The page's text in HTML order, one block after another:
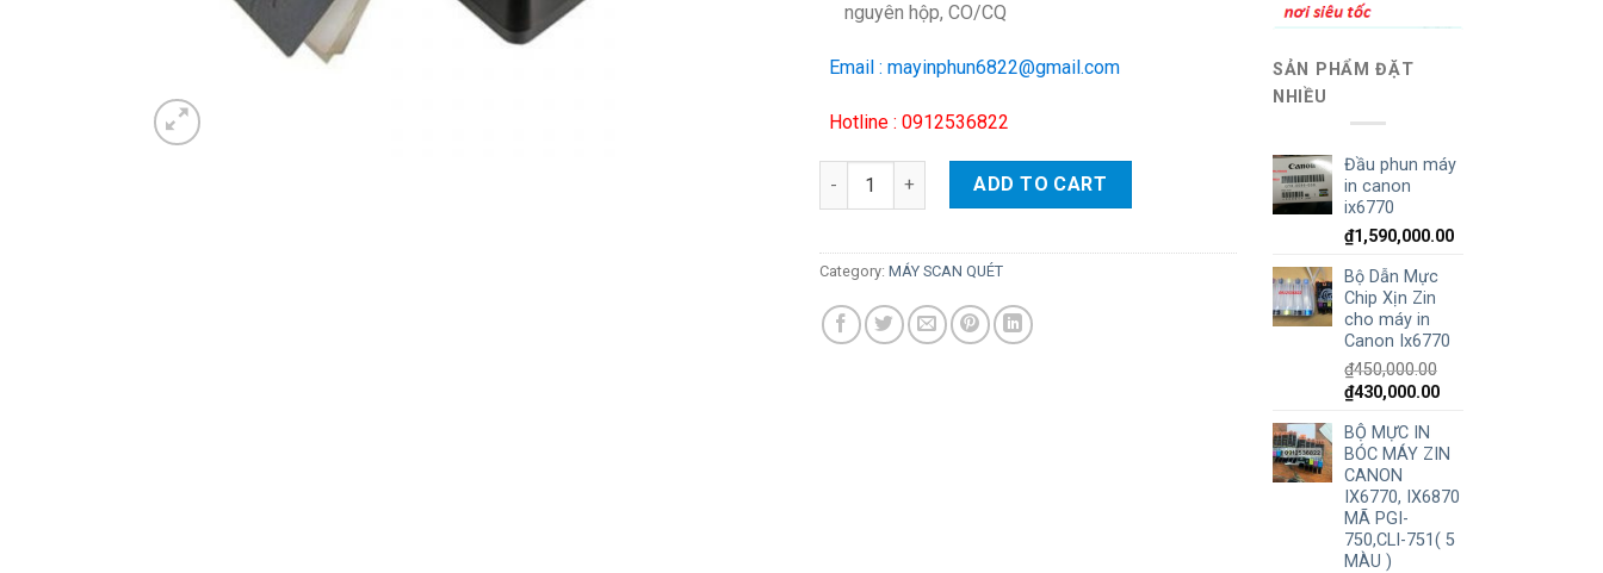
nguyên hộp, CO/CQ
Email : mayinphun6822@gmail.com
Hotline : 0912536822
Máy quét Plustek A300 Plus (khổ A3) quantity
ADD TO CART
Category: MÁY SCAN QUÉT
SẢN PHẨM ĐẶT
NHIỀU
Đầu phun máy
in canon
ix6770
₫1,590,000.00
Bộ Dẫn Mực
Chip Xịn Zin
cho máy in
Canon Ix6770
₫450,000.00
₫430,000.00
BỘ MỰC IN
BÓC MÁY ZIN
CANON
IX6770, IX6870
MÃ PGI-
750,CLI-751( 5
MÀU )